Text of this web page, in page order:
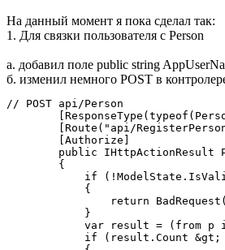
На данный момент я пока сделал так:
1. Для связки пользователя с Person
а. добавил поле public string
б. изменил немного POST в
// POST api/Person
[Route("api/
        [Authorize]
public IHttpActionResult
        {
if
            {
return
            }
var result = (from p
if (result.Count &gt;